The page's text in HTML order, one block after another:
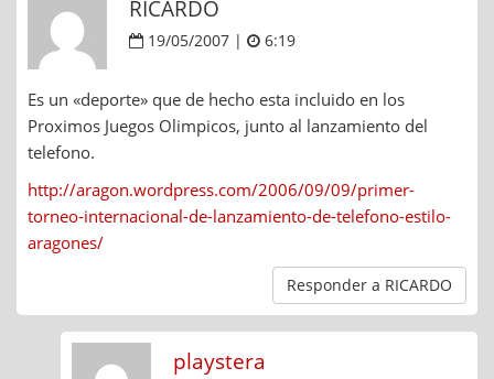
RICARDO
19/05/2007 | 6:19
Es un «deporte» que de hecho esta incluido en los
Proximos Juegos Olimpicos, junto al lanzamiento del
telefono.
http://aragon.wordpress.com/2006/09/09/primer-
torneo-internacional-de-lanzamiento-de-telefono-estilo-
aragones/
Responder a RICARDO
playstera